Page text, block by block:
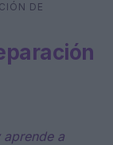
DE
aprende a